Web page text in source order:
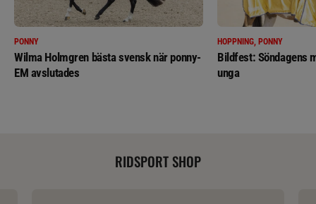
PONNY
Wilma Holmgren bästa svensk när ponny-
EM avslutades
HOPPNING, PONNY
Bildfest: Söndagens
unga
RIDSPORT SHOP